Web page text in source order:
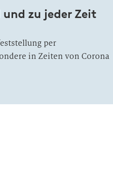
zu jeder Zeit
per
in Zeiten von Corona